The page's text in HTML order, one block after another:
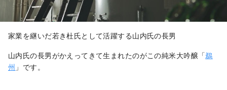
家業を継いだ若き杜氏として活躍する山内氏の長男
山内氏の長男がかえってきて生まれたのがこの純米大吟醸「鵜
州 」です。